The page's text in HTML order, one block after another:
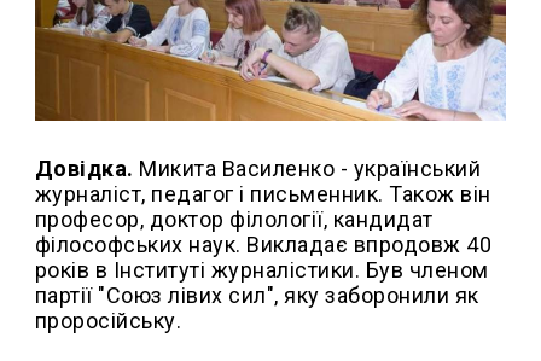
Довідка. Микита Василенко - український
журналіст, педагог і письменник. Також він
професор, доктор філології, кандидат
філософських наук. Викладає впродовж 40
років в Інституті журналістики. Був членом
партії "Союз лівих сил", яку заборонили як
проросійську.